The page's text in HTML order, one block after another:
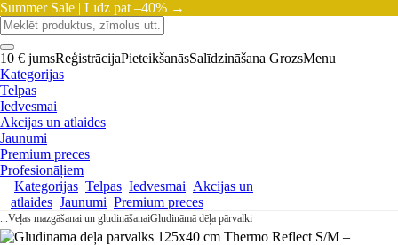
Summer Sale | Līdz pat –40% →
10 € jumsReģistrācijaPieteikšanāsSalīdzināšana GrozsMenu
Kategorijas
Telpas
Iedvesmai
Akcijas un atlaides
Jaunumi
Premium preces
Profesionāļiem
Kategorijas Telpas Iedvesmai Akcijas un
atlaides Jaunumi Premium preces
...Veļas mazgāšanai un gludināšanaiGludināmā dēļa pārvalki